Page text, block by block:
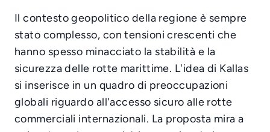
Il contesto geopolitico della regione è sempre
stato complesso, con tensioni crescenti che
hanno spesso minacciato la stabilità e la
sicurezza delle rotte marittime. L'idea di Kallas
si inserisce in un quadro di preoccupazioni
globali riguardo all'accesso sicuro alle rotte
commerciali internazionali. La proposta mira a